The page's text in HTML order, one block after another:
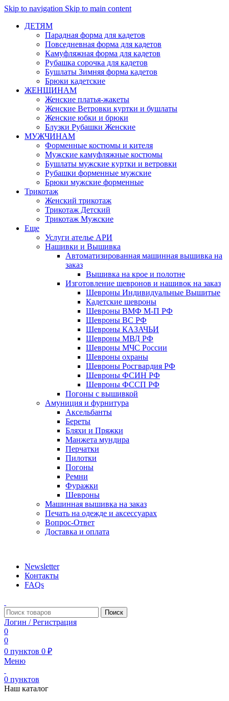
Skip to navigation Skip to main content
ДЕТЯМ
Парадная форма для кадетов
Повседневная форма для кадетов
Камуфляжная форма для кадетов
Рубашка сорочка для кадетов
Бушлаты Зимняя форма кадетов
Брюки кадетские
ЖЕНЩИНАМ
Женские платья-жакеты
Женские Ветровки куртки и бушлаты
Женские юбки и брюки
Блузки Рубашки Женские
МУЖЧИНАМ
Форменные костюмы и кителя
Мужские камуфляжные костюмы
Бушлаты мужские куртки и ветровки
Рубашки форменные мужские
Брюки мужские форменные
Трикотаж
Женский трикотаж
Трикотаж Детский
Трикотаж Мужские
Еще
Услуги ателье АРИ
Нашивки и Вышивка
Автоматизированная машинная вышивка на
заказ
Вышивка на крое и полотне
Изготовление шевронов и нашивок на заказ
Шевроны Индивидуальные Вышитые
Кадетские шевроны
Шевроны ВМФ М-П РФ
Шевроны ВС РФ
Шевроны КАЗАЧЬИ
Шевроны МВД РФ
Шевроны МЧС России
Шевроны охраны
Шевроны Росгвардия РФ
Шевроны ФСИН РФ
Шевроны ФССП РФ
Погоны с вышивкой
Амуниция и фурнитура
Аксельбанты
Береты
Бляхи и Пряжки
Манжета мундира
Перчатки
Пилотки
Погоны
Ремни
Фуражки
Шевроны
Машинная вышивка на заказ
Печать на одежде и аксессуарах
Вопрос-Ответ
Доставка и оплата
Newsletter
Контакты
FAQs
Поиск
Логин / Регистрация
0
0
0 пунктов 0 ₽
Меню
0 пунктов
Наш каталог